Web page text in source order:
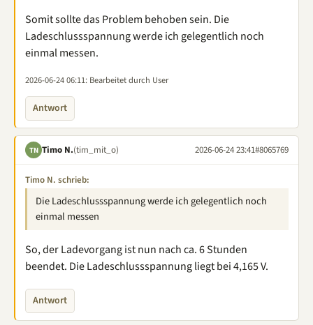
Somit sollte das Problem behoben sein. Die
Ladeschlussspannung werde ich gelegentlich noch
einmal messen.
2026-06-24 06:11: Bearbeitet durch User
Antwort
TN Timo N.(tim_mit_o) 2026-06-24 23:41#8065769
Timo N. schrieb:
Die Ladeschlussspannung werde ich gelegentlich noch
einmal messen
So, der Ladevorgang ist nun nach ca. 6 Stunden
beendet. Die Ladeschlussspannung liegt bei 4,165 V.
Antwort